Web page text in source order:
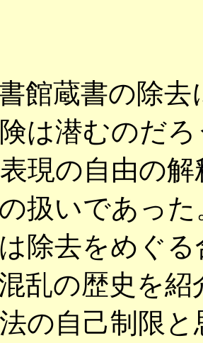
館蔵書の除
は潜むのだ
現の自由の
扱いであった
除去をめぐ
乱の歴史を
の自己制限